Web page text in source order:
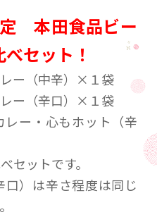
本田食品ビー
セット！
ー（中辛）×１袋
ー（辛口）×１袋
ー・心もホット（辛
セットです。
）は辛さ程度は同じ